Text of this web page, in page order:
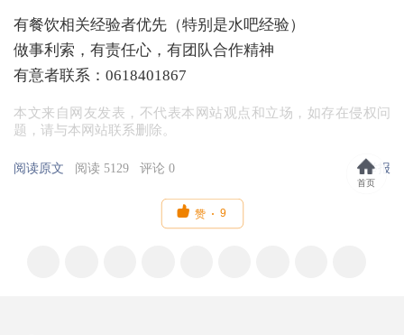
有餐饮相关经验者优先（特别是水吧经验）
做事利索，有责任心，有团队合作精神
有意者联系：0618401867
本文来自网友发表，不代表本网站观点和立场，如存在侵权问
题，请与本网站联系删除。
阅读原文 阅读 5129 评论 0 举报
 赞 9
首页